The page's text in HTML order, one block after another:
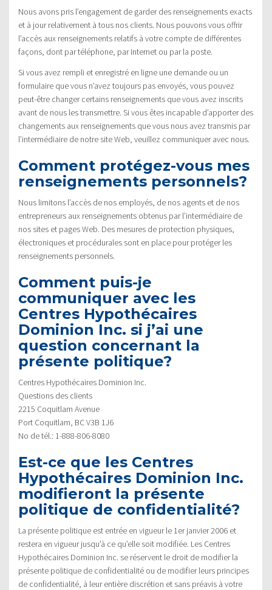
Nous avons pris l’engagement de garder des renseignements exacts
et à jour relativement à tous nos clients. Nous pouvons vous offrir
l’accès aux renseignements relatifs à votre compte de différentes
façons, dont par téléphone, par Internet ou par la poste.
Si vous avez rempli et enregistré en ligne une demande ou un
formulaire que vous n’avez toujours pas envoyés, vous pouvez
peut-être changer certains renseignements que vous avez inscrits
avant de nous les transmettre. Si vous êtes incapable d’apporter des
changements aux renseignements que vous nous avez transmis par
l’intermédiaire de notre site Web, veuillez communiquer avec nous.
Comment protégez-vous mes
renseignements personnels?
Nous limitons l’accès de nos employés, de nos agents et de nos
entrepreneurs aux renseignements obtenus par l’intermédiaire de
nos sites et pages Web. Des mesures de protection physiques,
électroniques et procédurales sont en place pour protéger les
renseignements personnels.
Comment puis-je
communiquer avec les
Centres Hypothécaires
Dominion Inc. si j’ai une
question concernant la
présente politique?
Centres Hypothécaires Dominion Inc.
Questions des clients
2215 Coquitlam Avenue
Port Coquitlam, BC V3B 1J6
No de tél.: 1-888-806-8080
Est-ce que les Centres
Hypothécaires Dominion Inc.
modifieront la présente
politique de confidentialité?
La présente politique est entrée en vigueur le 1er janvier 2006 et
restera en vigueur jusqu’à ce qu’elle soit modifiée. Les Centres
Hypothécaires Dominion Inc. se réservent le droit de modifier la
présente politique de confidentialité ou de modifier leurs principes
de confidentialité, à leur entière discrétion et sans préavis à votre